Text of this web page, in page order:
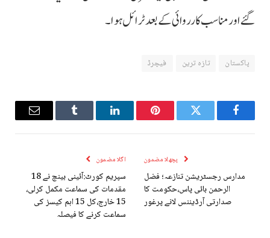
گئے اور مناسب کارروائی کے بعد ٹرائل ہوا۔
پاکستان تازہ ترین فیچرڈ
Facebook
Twitter
Pinterest
LinkedIn
Tumblr
Email
پچھلا مضمون
مدارس رجسٹریشن تنازعہ؛ فضل
الرحمن بائی پاس،حکومت کا
صدارتی آرڈیننس لانے پرغور
اگلا مضمون
سپریم کورٹ:آئینی بینچ نے 18
مقدمات کی سماعت مکمل کرلی،
15 خارج،کل 15 اہم کیسز کی
سماعت کرنے کا فیصلہ